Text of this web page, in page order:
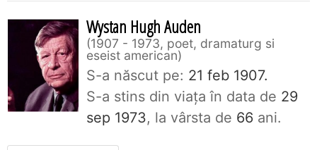
Wystan Hugh Auden
1907 - 1973, poet, dramaturg si
eseist american
S-a născut pe: 21 feb 1907.
S-a stins din viaţa în data de 29
sep 1973, la vârsta de 66 ani.